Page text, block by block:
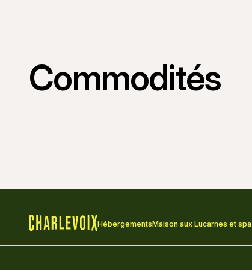
Commodités
HébergementsMaison aux Lucarnes et spa